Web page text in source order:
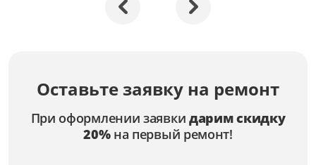
Оставьте заявку на ремонт
При оформлении заявки дарим скидку
20%на первый ремонт!